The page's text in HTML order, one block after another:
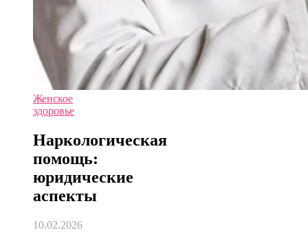
Женское
здоровье
Наркологическая
помощь:
юридические
аспекты
10.02.2026